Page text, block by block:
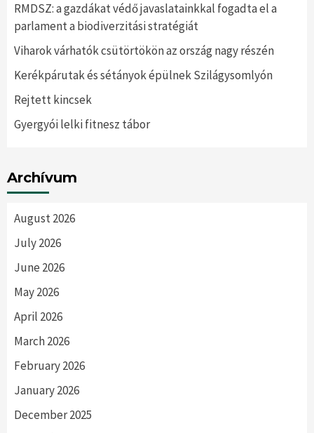
RMDSZ: a gazdákat védő javaslatainkkal fogadta el a
parlament a biodiverzitási stratégiát
Viharok várhatók csütörtökön az ország nagy részén
Kerékpárutak és sétányok épülnek Szilágysomlyón
Rejtett kincsek
Gyergyói lelki fitnesz tábor
Archívum
August 2026
July 2026
June 2026
May 2026
April 2026
March 2026
February 2026
January 2026
December 2025